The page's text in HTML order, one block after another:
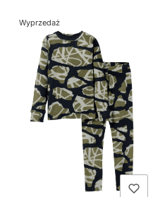
Wyprzedaż